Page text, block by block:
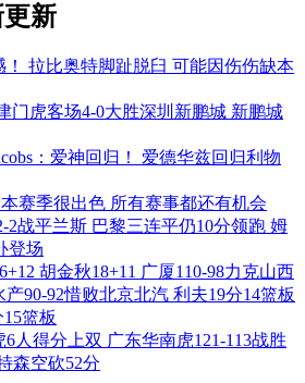
新
！ 拉比奥特脚趾脱臼 可能因伤伤缺本
门虎客场4-0大胜深圳新鹏城 新鹏城
：爱神回归！ 爱德华兹回归利物
赛季很出色 所有赛事都还有机会
2战平兰斯 巴黎三连平仍10分领跑 姆
登场
胡金秋18+11 广厦110-98力克山西
90-92惜败北京北汽 利夫19分14篮板
篮板
6人得分上双 广东华南虎121-113战胜
森空砍52分